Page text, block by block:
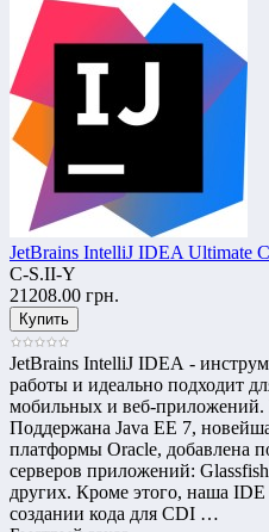
JetBrains IntelliJ IDEA Ultimate
C-S.II-Y
21208.00 грн.
JetBrains IntelliJ IDEA -
работы и идеально подходит
мобильных и веб-
Поддержана Java EE 7,
платформы Oracle, добавлена
серверов приложений:
других. Кроме этого, наша
создании кода для CDI …